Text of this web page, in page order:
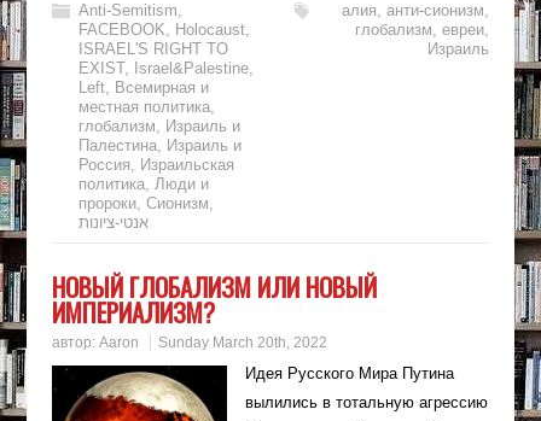
Anti-Semitism,
FACEBOOK, Holocaust,
ISRAEL'S RIGHT TO
EXIST, Israel&Palestine,
Left, Всемирная и
местная политика,
глобализм, Израиль и
Палестина, Израиль и
Россия, Израильская
политика, Люди и
пророки, Сионизм,
אנטי-ציונות
алия,анти-сионизм,
глобализм,евреи,
Израиль
НОВЫЙ ГЛОБАЛИЗМ ИЛИ НОВЫЙ
ИМПЕРИАЛИЗМ?
автор: Aaron Sunday March 20th, 2022
Идея Русского Мира Путина
вылились в тотальную агрессию